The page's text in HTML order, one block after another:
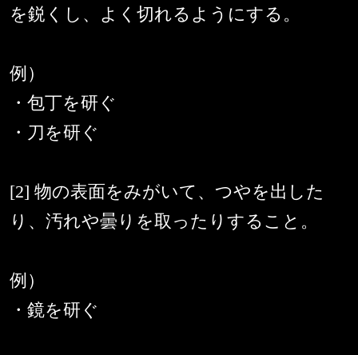
を鋭くし、よく切れるようにする。
例）
・包丁を研ぐ
・刀を研ぐ
[2] 物の表面をみがいて、つやを出した
り、汚れや曇りを取ったりすること。
例）
・鏡を研ぐ